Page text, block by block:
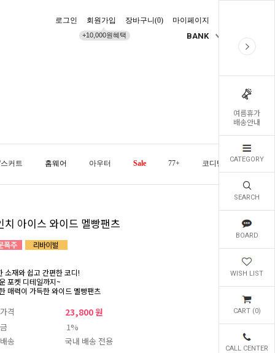
여름휴가
배송안내
CATEGORY
SEARCH
BOARD
WISH LIST
CART (0)
CALL CENTER
로그인 회원가입
+10,000원혜택
장바구니(0) 마이페이지
BANK
커트 홈웨어 아우터 Sale 77+ 코디템 오늘발송
치 아이스 와이드 멜빵팬츠
소재와 쉽고 간편한 코디!
포켓 디테일까지~
매력이 가득한 와이드 멜빵팬츠
격 23,800 원
1%
송
국내 배송 전용